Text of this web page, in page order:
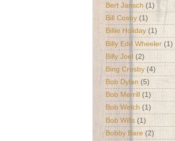
Bert Jansch (1)
Bill Cosby (1)
Billie Holiday (1)
Billy Edd Wheeler (1)
Billy Joel (2)
Bing Crosby (4)
Bob Dylan (5)
Bob Merrill (1)
Bob Welch (1)
Bob Wills (1)
Bobby Bare (2)